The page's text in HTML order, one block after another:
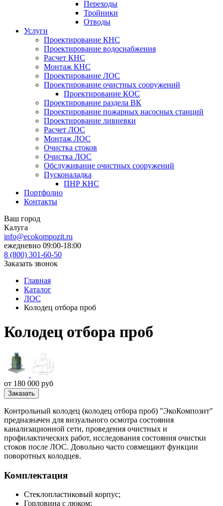
Переходы
Тройники
Отводы
Услуги
Проектирование КНС
Проектирование водоснабжения
Расчет КНС
Монтаж КНС
Проектирование ЛОС
Проектирование очистных сооружений
Проектирование КОС
Проектирование раздела ВК
Проектирование пожарных насосных станций
Проектирование ливневки
Расчет ЛОС
Монтаж ЛОС
Очистка стоков
Очистка ЛОС
Обслуживание очистных сооружений
Пусконаладка
ПНР КНС
Портфолио
Контакты
Ваш город
Калуга
info@ecokompozit.ru
ежедневно 09:00-18:00
8 (800) 301-60-50
Заказать звонок
Главная
Каталог
ЛОС
Колодец отбора проб
Колодец отбора проб
от 180 000 руб
Заказать
Контрольный колодец (колодец отбора проб) "ЭкоКомпозит"
предназначен для визуального осмотра состояния
канализационной сети, проведения очистных и
профилактических работ, исследования состояния очистки
стоков после ЛОС. Довольно часто совмещают функции
поворотных колодцев.
Комплектация
Стеклопластиковый корпус;
Горловина с люком;